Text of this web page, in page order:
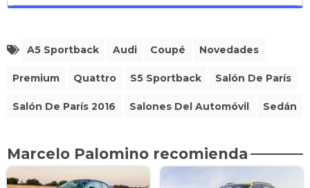
A5 Sportback Audi Coupé Novedades
Premium Quattro S5 Sportback Salón De París
Salón De París 2016 Salones Del Automóvil Sedán
Marcelo Palomino recomienda